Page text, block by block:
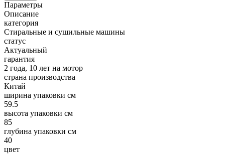
Параметры
Описание
категория
Стиральные и сушильные машины
статус
Актуальный
гарантия
2 года, 10 лет на мотор
страна производства
Китай
ширина упаковки см
59.5
высота упаковки см
85
глубина упаковки см
40
цвет